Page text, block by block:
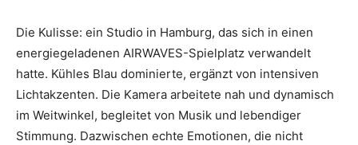
Die Kulisse: ein Studio in Hamburg, das sich in einen
energiegeladenen AIRWAVES-Spielplatz verwandelt
hatte. Kühles Blau dominierte, ergänzt von intensiven
Lichtakzenten. Die Kamera arbeitete nah und dynamisch
im Weitwinkel, begleitet von Musik und lebendiger
Stimmung. Dazwischen echte Emotionen, die nicht